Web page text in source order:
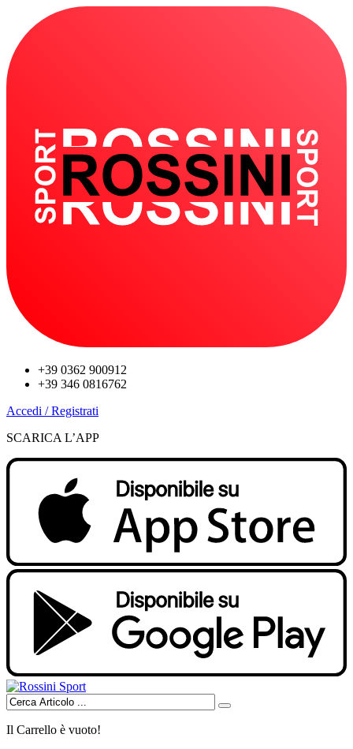
+39 0362 900912
+39 346 0816762
Accedi / Registrati
SCARICA L’APP
Il Carrello è vuoto!